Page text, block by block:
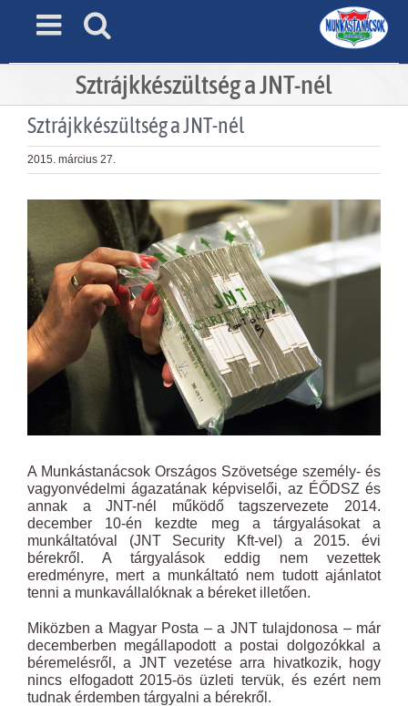
Sztrájkkészültség a JNT-nél
Sztrájkkészültség a JNT-nél
2015. március 27.
Larger
A Munkástanácsok Országos Szövetsége személy- és
vagyonvédelmi ágazatának képviselői, az ÉŐDSZ és
annak a JNT-nél működő tagszervezete 2014.
december 10-én kezdte meg a tárgyalásokat a
munkáltatóval (JNT Security Kft-vel) a 2015. évi
bérekről. A tárgyalások eddig nem vezettek
eredményre, mert a munkáltató nem tudott ajánlatot
tenni a munkavállalóknak a béreket illetően.
Miközben a Magyar Posta – a JNT tulajdonosa – már
decemberben megállapodott a postai dolgozókkal a
béremelésről, a JNT vezetése arra hivatkozik, hogy
nincs elfogadott 2015-ös üzleti tervük, és ezért nem
tudnak érdemben tárgyalni a bérekről.